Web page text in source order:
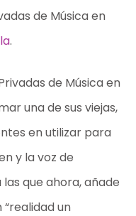
de Música en
.
de Música en
una de sus viejas,
en utilizar para
y la voz de
que ahora, añade
un